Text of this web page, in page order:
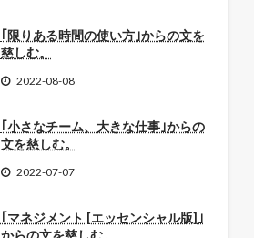
｢限りある時間の使い方｣からの文を
慈しむ。
2022-08-08
｢小さなチーム、大きな仕事｣からの
文を慈しむ。
2022-07-07
｢マネジメント [エッセンシャル版]｣